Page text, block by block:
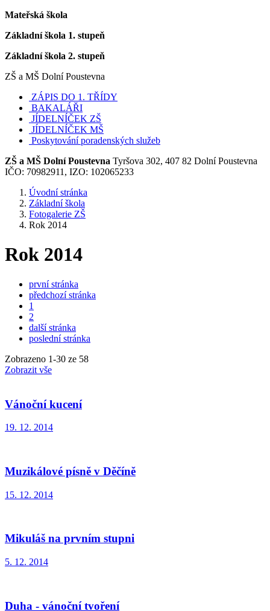
Mateřská škola
Základní škola 1. stupeň
Základní škola 2. stupeň
ZŠ a MŠ Dolní Poustevna
ZÁPIS DO 1. TŘÍDY
BAKALÁŘI
JÍDELNÍČEK ZŠ
JÍDELNÍČEK MŠ
Poskytování poradenských služeb
ZŠ a MŠ Dolní Poustevna Tyršova 302, 407 82 Dolní Poustevna
IČO: 70982911, IZO: 102065233
Úvodní stránka
Základní škola
Fotogalerie ZŠ
Rok 2014
Rok 2014
první stránka
předchozí stránka
1
2
další stránka
poslední stránka
Zobrazeno 1-30 ze 58
Zobrazit vše
Vánoční kucení
19. 12. 2014
Muzikálové písně v Děčíně
15. 12. 2014
Mikuláš na prvním stupni
5. 12. 2014
Duha - vánoční tvoření